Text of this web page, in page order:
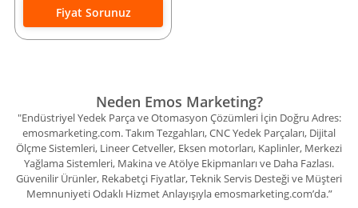
Fiyat Sorunuz
Neden Emos Marketing?
"Endüstriyel Yedek Parça ve Otomasyon Çözümleri İçin Doğru Adres:
emosmarketing.com. Takım Tezgahları, CNC Yedek Parçaları, Dijital
Ölçme Sistemleri, Lineer Cetveller, Eksen motorları, Kaplinler, Merkezi
Yağlama Sistemleri, Makina ve Atölye Ekipmanları ve Daha Fazlası.
Güvenilir Ürünler, Rekabetçi Fiyatlar, Teknik Servis Desteği ve Müşteri
Memnuniyeti Odaklı Hizmet Anlayışıyla emosmarketing.com’da.”